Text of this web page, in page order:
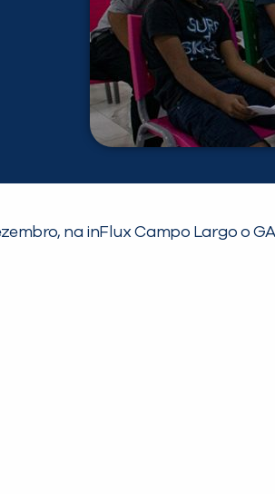
na inFlux Campo Largo o